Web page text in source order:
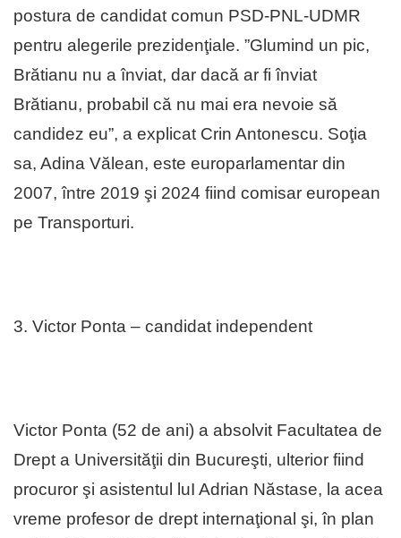
postura de candidat comun PSD-PNL-UDMR
pentru alegerile prezidenţiale. ”Glumind un pic,
Brătianu nu a înviat, dar dacă ar fi înviat
Brătianu, probabil că nu mai era nevoie să
candidez eu”, a explicat Crin Antonescu. Soţia
sa, Adina Vălean, este europarlamentar din
2007, între 2019 şi 2024 fiind comisar european
pe Transporturi.
3. Victor Ponta – candidat independent
Victor Ponta (52 de ani) a absolvit Facultatea de
Drept a Universităţii din Bucureşti, ulterior fiind
procuror şi asistentul luI Adrian Năstase, la acea
vreme profesor de drept internaţional şi, în plan